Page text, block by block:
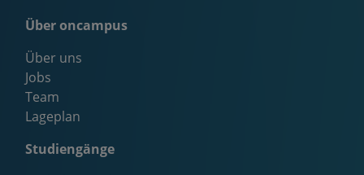
Über oncampus
Über uns
Jobs
Team
Lageplan
Studiengänge